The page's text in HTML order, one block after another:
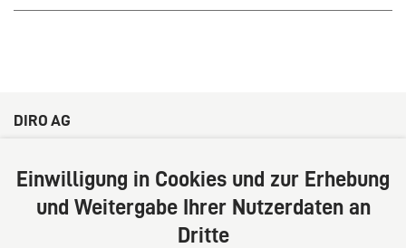
DIRO AG
20354 Hamburg
Deutschland
Tel: +49 (0) 40 41352231
Einwilligung in Cookies und zur Erhebung
und Weitergabe Ihrer Nutzerdaten an
Dritte